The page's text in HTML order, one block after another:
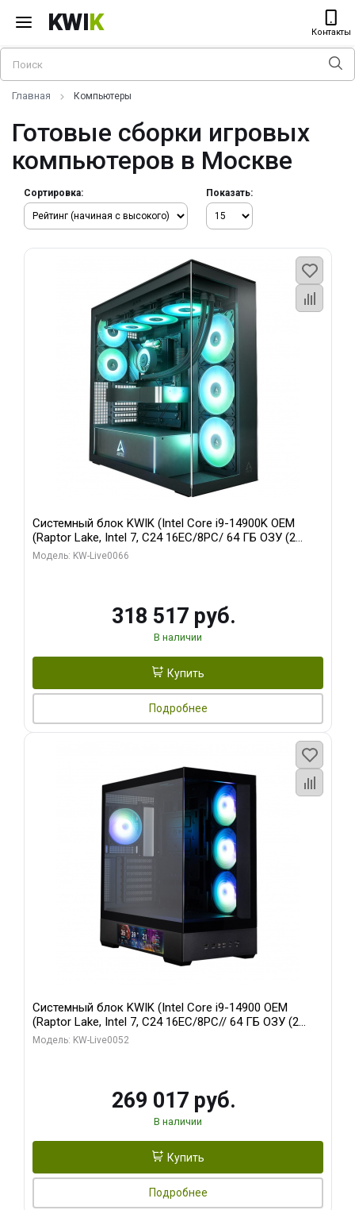
KWIK Контакты
Главная Компьютеры
Готовые сборки игровых
компьютеров в Москве
Сортировка: Показать:
Системный блок KWIK (Intel Core i9-14900K OEM
(Raptor Lake, Intel 7, C24 16EC/8PC/ 64 ГБ ОЗУ (2
модуля)/ Gigabyte RTX5080 XTREME WATERFORCE
Модель: KW-Live0066
318 517 руб.
В наличии
Купить
Подробнее
Системный блок KWIK (Intel Core i9-14900 OEM
(Raptor Lake, Intel 7, C24 16EC/8PC// 64 ГБ ОЗУ (2
модуля)/ Palit RTX5080 GAMINGPRO OC 16GB GDDR7
Модель: KW-Live0052
269 017 руб.
В наличии
Купить
Подробнее